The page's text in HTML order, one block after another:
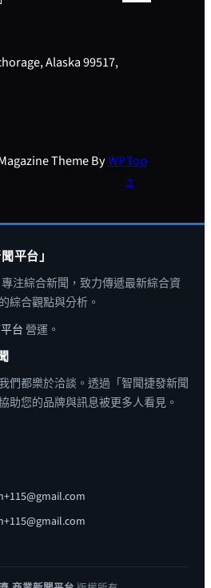
Alaska 99517,
Theme ByWPTop
↑
平台」
專注綜合新聞，致力傳遞最新綜合資
綜合觀點與分析。
台 營運。
們都樂於洽談。透過「智聞捷發新聞
助您的品牌與訊息被更多人看見。